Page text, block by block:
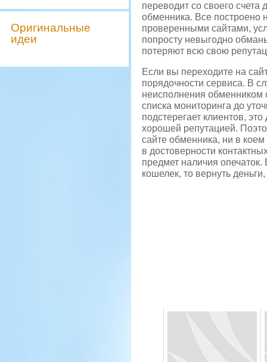
Оригинальные
идеи
переводит со своего
обменника. Все построено
проверенными сайтами,
попросту невыгодно
потеряют всю свою
Если вы переходите на
порядочности сервиса. В
неисполнения обменником
списка мониторинга до
подстерегает клиентов,
хорошей репутацией.
сайте обменника, ни в
в достоверности
предмет наличия
кошелек, то вернуть